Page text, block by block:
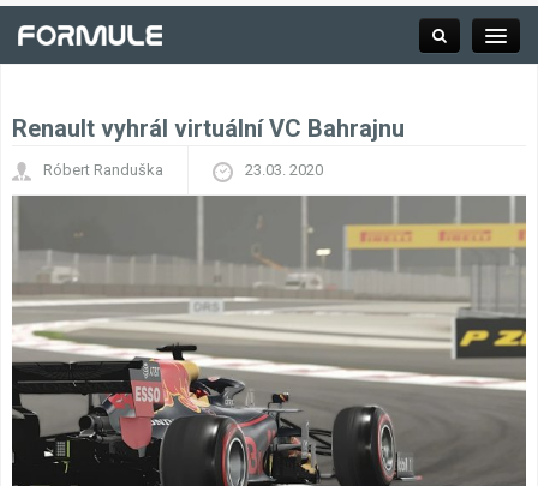
Závodní série
Kalendář F1
Výsledky F1
Renault vyhrál virtuální VC Bahrajnu
Róbert Randuška 23.03. 2020